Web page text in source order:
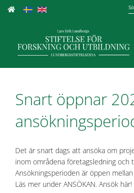
Fortsätt
Snart öppnar
Det är snart dags att ansöka om
inom områdena företagsledning och
Ansökningsperioden är öppen
Läs mer under ANSÖKAN. Ansök här!